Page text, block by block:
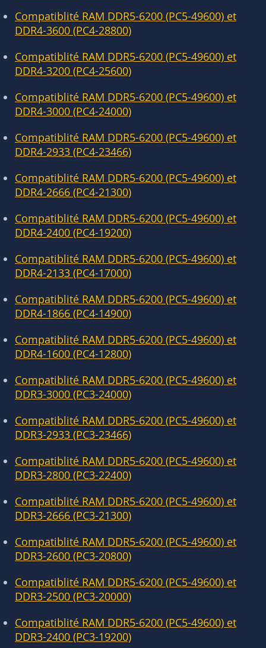
Compatiblité RAM DDR5-6200 (PC5-49600) et
DDR4-3600 (PC4-28800)
Compatiblité RAM DDR5-6200 (PC5-49600) et
DDR4-3200 (PC4-25600)
Compatiblité RAM DDR5-6200 (PC5-49600) et
DDR4-3000 (PC4-24000)
Compatiblité RAM DDR5-6200 (PC5-49600) et
DDR4-2933 (PC4-23466)
Compatiblité RAM DDR5-6200 (PC5-49600) et
DDR4-2666 (PC4-21300)
Compatiblité RAM DDR5-6200 (PC5-49600) et
DDR4-2400 (PC4-19200)
Compatiblité RAM DDR5-6200 (PC5-49600) et
DDR4-2133 (PC4-17000)
Compatiblité RAM DDR5-6200 (PC5-49600) et
DDR4-1866 (PC4-14900)
Compatiblité RAM DDR5-6200 (PC5-49600) et
DDR4-1600 (PC4-12800)
Compatiblité RAM DDR5-6200 (PC5-49600) et
DDR3-3000 (PC3-24000)
Compatiblité RAM DDR5-6200 (PC5-49600) et
DDR3-2933 (PC3-23466)
Compatiblité RAM DDR5-6200 (PC5-49600) et
DDR3-2800 (PC3-22400)
Compatiblité RAM DDR5-6200 (PC5-49600) et
DDR3-2666 (PC3-21300)
Compatiblité RAM DDR5-6200 (PC5-49600) et
DDR3-2600 (PC3-20800)
Compatiblité RAM DDR5-6200 (PC5-49600) et
DDR3-2500 (PC3-20000)
Compatiblité RAM DDR5-6200 (PC5-49600) et
DDR3-2400 (PC3-19200)